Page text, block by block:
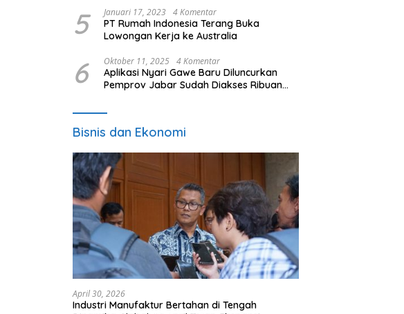
5 Januari 17, 2023 4 Komentar
PT Rumah Indonesia Terang Buka
Lowongan Kerja ke Australia
6 Oktober 11, 2025 4 Komentar
Aplikasi Nyari Gawe Baru Diluncurkan
Pemprov Jabar Sudah Diakses Ribuan
Bisnis dan Ekonomi
April 30, 2026
Industri Manufaktur Bertahan di Tengah